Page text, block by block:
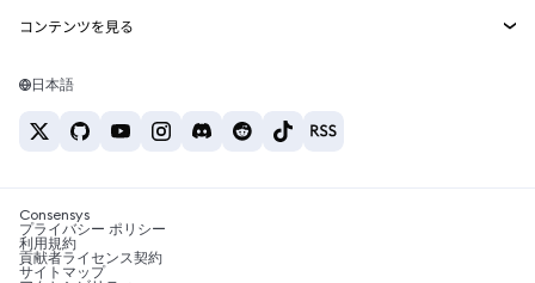
Web3サービス
サポート
キャリア
お問い合わせ
Tetherの価格
USDT→INR
BTC→INR
ETH→USDT
ETHの購入
USDTの購入
SHIBの購入
BNBの購入
コンテンツを見る
Solanaウォレット
税制関連ニュース
暗号資産の購入方法は？
日本語
Consensys
プライバシー ポリシー
利用規約
貢献者ライセンス契約
サイトマップ